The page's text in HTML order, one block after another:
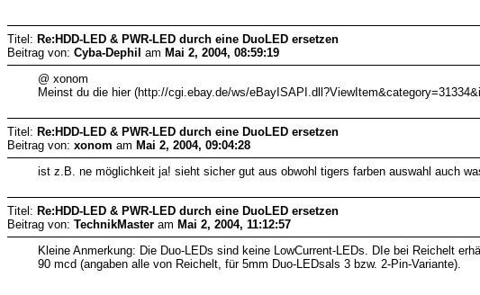
Titel: Re:HDD-LED & PWR-LED durch eine DuoLED ersetzen
Beitrag von: Cyba-Dephil am Mai 2, 2004, 08:59:19
@ xonom
Meinst du die hier (http://cgi.ebay.de/ws/
Titel: Re:HDD-LED & PWR-LED durch eine DuoLED ersetzen
Beitrag von: xonom am Mai 2, 2004, 09:04:28
ist z.B. ne möglichkeit ja! sieht sicher gut aus obwohl tigers farben auswahl auch
Titel: Re:HDD-LED & PWR-LED durch eine DuoLED ersetzen
Beitrag von: TechnikMaster am Mai 2, 2004, 11:12:57
Kleine Anmerkung: Die Duo-LEDs sind keine LowCurrent-LEDs. DIe bei Reichelt
90 mcd (angaben alle von Reichelt, für 5mm Duo-LEDsals 3 bzw. 2-Pin-Variante).